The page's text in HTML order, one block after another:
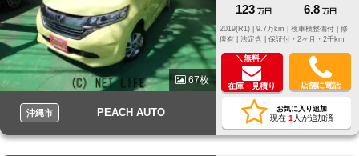
67枚
沖縄市 PEACH AUTO
123 万円 6.8 万円
修
復有 | 法定含 | 保証付・2ヶ月・2千km
＼無料／
在庫・見積り 店舗に電話
お気に入り追加
現在 1 人が追加済